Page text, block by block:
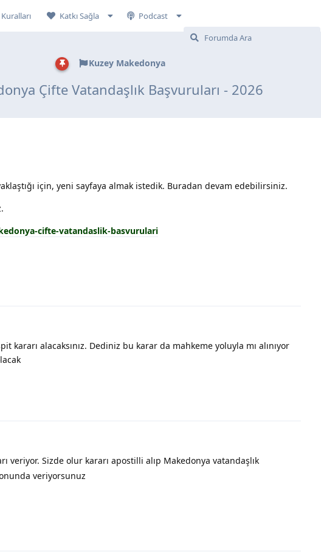
Katkı Sağla Podcast
Kuzey Makedonya
Çifte Vatandaşlık Başvuruları - 2026
için, yeni sayfaya almak istedik. Buradan devam edebilirsiniz.
cifte-vatandaslik-basvurulari
kararı alacaksınız. Dediniz bu karar da mahkeme yoluyla mı alınıyor
veriyor. Sizde olur kararı apostilli alıp Makedonya vatandaşlık
veriyorsunuz